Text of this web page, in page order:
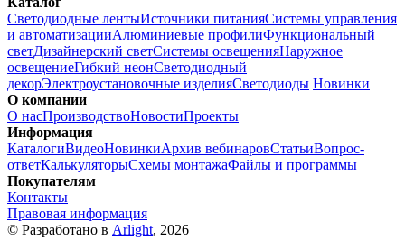
Светодиодные лентыИсточники питанияСистемы управления
и автоматизацииАлюминиевые профилиФункциональный
светДизайнерский светСистемы освещенияНаружное
освещениеГибкий неонСветодиодный
декорЭлектроустановочные изделияСветодиоды Новинки
О компании
О насПроизводствоНовостиПроекты
Информация
КаталогиВидеоНовинкиАрхив вебинаровСтатьиВопрос-
ответКалькуляторыСхемы монтажаФайлы и программы
Покупателям
Контакты
Правовая информация
© Разработано в Arlight, 2026